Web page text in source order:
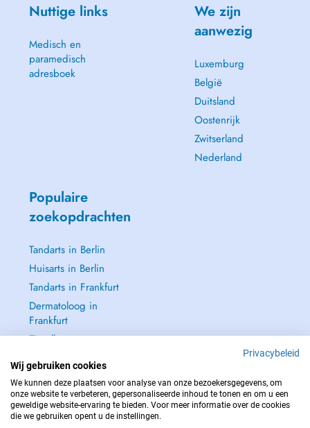
Nuttige links
Medisch en
paramedisch
adresboek
We zijn
aanwezig
Luxemburg
België
Duitsland
Oostenrijk
Zwitserland
Nederland
Populaire
zoekopdrachten
Tandarts in Berlin
Huisarts in Berlin
Tandarts in Frankfurt
Dermatoloog in
Frankfurt
Zie alle →
NEEM IN GEVAL VAN NOOD CONTACT OP MET : 112
Privacybeleid
Wij gebruiken cookies
We kunnen deze plaatsen voor analyse van onze bezoekersgegevens, om
onze website te verbeteren, gepersonaliseerde inhoud te tonen en om u een
geweldige website-ervaring te bieden. Voor meer informatie over de cookies
die we gebruiken opent u de instellingen.